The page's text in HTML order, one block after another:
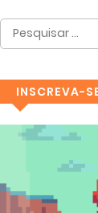
INSCREVA-